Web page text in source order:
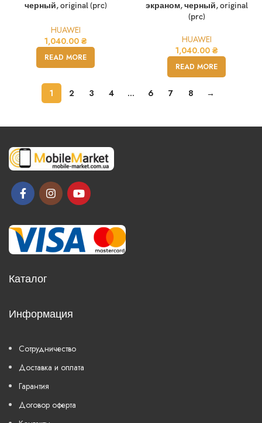
черный, original (prc)
HUAWEI
1,040.00 ₴
READ MORE
экраном, черный, original
(prc)
HUAWEI
1,040.00 ₴
READ MORE
1 2 3 4 … 6 7 8 →
Каталог
Информация
Сотрудничество
Доставка и оплата
Гарантия
Договор оферта